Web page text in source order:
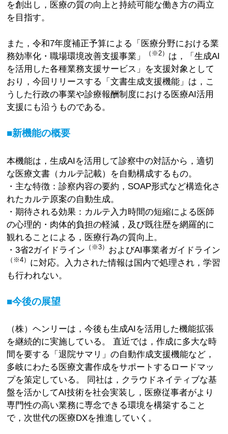
を創出し，医療の質の向上と持続可能な働き方の両立
を目指す。
また，令和7年度補正予算による「医療分野における業
務効率化・職場環境改善支援事業」
（※2） は，「生成AI
を活用した各種業務支援サービス」を支援対象として
おり，今回リリースする「文書生成支援機能」は，こ
うした行政の事業や診療報酬制度における医療AI活用
支援にも沿うものである。
■新機能の概要
本機能は，生成AIを活用して診察中の対話から，適切
な医療文書（カルテ記載）を自動構成するもの。
・主な特徴：診察内容の要約，SOAP形式など構造化さ
れたカルテ原案の自動生成。
・期待される効果：カルテ入力時間の短縮による医師
の心理的・肉体的負担の軽減，及び既往歴を網羅的に
観れることによる，医療行為の質向上。
・3省2ガイドライン （※3） およびAI事業者ガイドライン
（※4） に対応。入力された情報は国内で処理され，学習
も行われない。
■今後の展望
（株）ヘンリーは，今後も生成AIを活用した機能拡張
を継続的に実施している。 直近では，作成に多大な時
間を要する「退院サマリ」の自動作成支援機能など，
多岐にわたる医療文書作成をサポートするロードマッ
プを策定している。 同社は，クラウドネイティブな基
盤を活かしてAI技術を社会実装し，医療従事者がより
専門性の高い業務に専念できる環境を構築すること
で，次世代の医療DXを推進していく。